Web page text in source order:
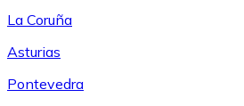
La Coruña
Asturias
Pontevedra